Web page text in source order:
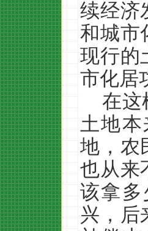
续经济
和城市
现行的
市化居
在这
土地
地，农
也从来
该拿
兴，后